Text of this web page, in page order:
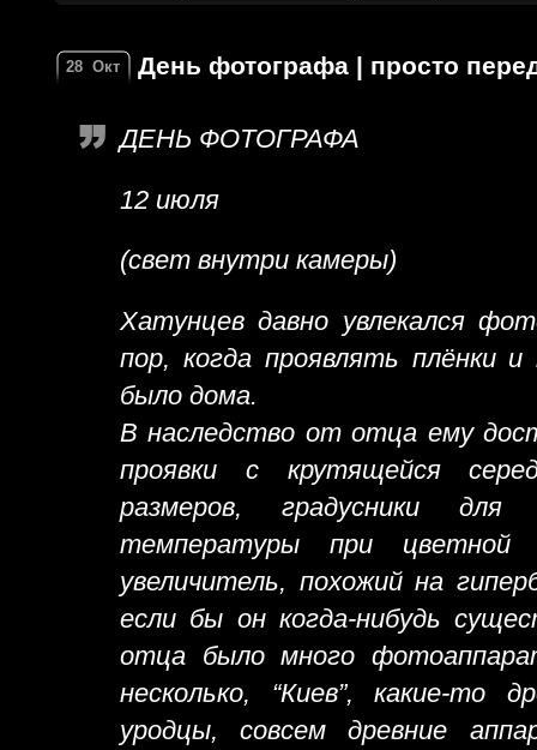
28 Окт День фотографа | просто
ДЕНЬ ФОТОГРАФА
12 июля
(свет внутри камеры)
Хатунцев давно увлекался
пор, когда проявлять плёнки
было дома.
В наследство от отца ему
проявки с крутящейся
размеров, градусники для
температуры при цветной
увеличитель, похожий на
если бы он когда-нибудь
отца было много
несколько, “Киев”, какие-то
уродцы, совсем древние